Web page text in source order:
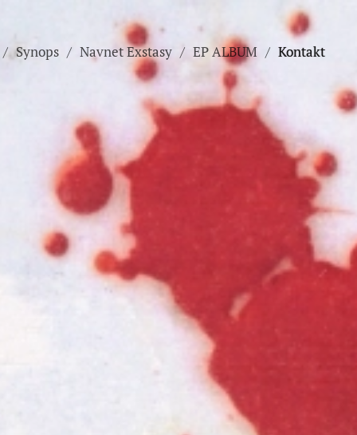
Synops Navnet Exstasy EP ALBUM Kontakt